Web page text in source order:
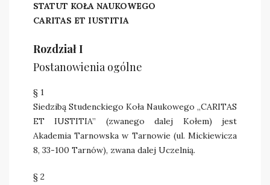
STATUT KOŁA NAUKOWEGO
CARITAS ET IUSTITIA
Rozdział I
Postanowienia ogólne
§ 1
Siedzibą Studenckiego Koła Naukowego „CARITAS
ET IUSTITIA” (zwanego dalej Kołem) jest
Akademia Tarnowska w Tarnowie (ul. Mickiewicza
8, 33-100 Tarnów), zwana dalej Uczelnią.
§ 2